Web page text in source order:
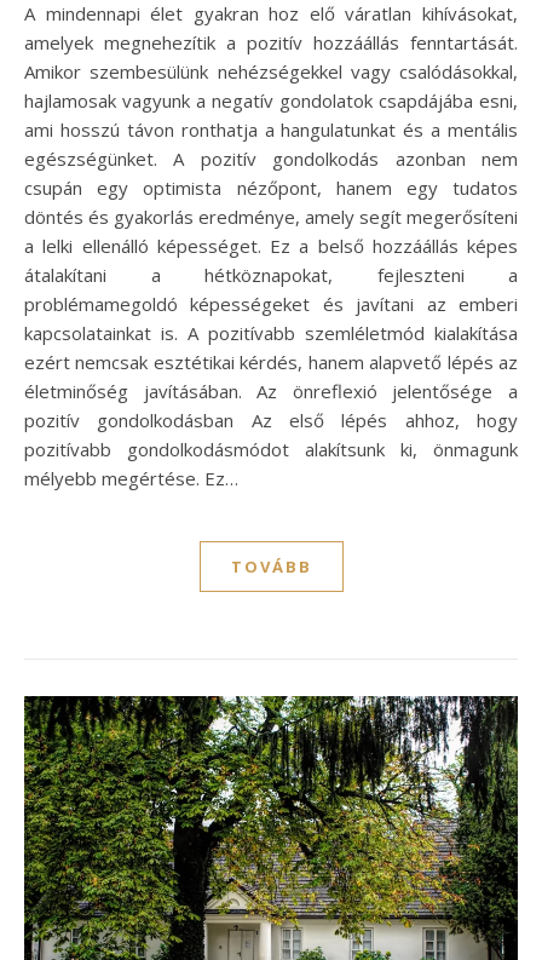
A mindennapi élet gyakran hoz elő váratlan kihívásokat,
amelyek megnehezítik a pozitív hozzáállás fenntartását.
Amikor szembesülünk nehézségekkel vagy csalódásokkal,
hajlamosak vagyunk a negatív gondolatok csapdájába esni,
ami hosszú távon ronthatja a hangulatunkat és a mentális
egészségünket. A pozitív gondolkodás azonban nem
csupán egy optimista nézőpont, hanem egy tudatos
döntés és gyakorlás eredménye, amely segít megerősíteni
a lelki ellenálló képességet. Ez a belső hozzáállás képes
átalakítani a hétköznapokat, fejleszteni a
problémamegoldó képességeket és javítani az emberi
kapcsolatainkat is. A pozitívabb szemléletmód kialakítása
ezért nemcsak esztétikai kérdés, hanem alapvető lépés az
életminőség javításában. Az önreflexió jelentősége a
pozitív gondolkodásban Az első lépés ahhoz, hogy
pozitívabb gondolkodásmódot alakítsunk ki, önmagunk
mélyebb megértése. Ez…
TOVÁBB